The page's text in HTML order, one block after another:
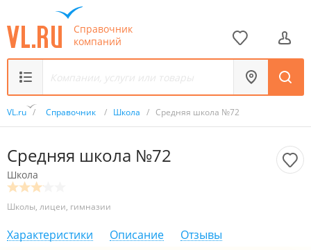
Справочник
компаний
VL.ru / Справочник / Школа / Средняя школа №72
Средняя школа №72
Школа
Школы, лицеи, гимназии
Характеристики Описание Отзывы